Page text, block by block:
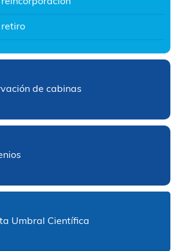
retiro
de cabinas
Umbral Científica